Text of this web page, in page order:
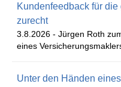
Kundenfeedback für
zurecht
3.8.2026 - Jürgen Roth
eines
Unter den Händen